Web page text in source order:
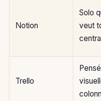
Notion
Solo
veut
Trello